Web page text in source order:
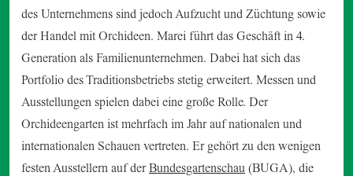
des Unternehmens sind jedoch Aufzucht und Züchtung sowie
der Handel mit Orchideen. Marei führt das Geschäft in 4.
Generation als Familienunternehmen. Dabei hat sich das
Portfolio des Traditionsbetriebs stetig erweitert. Messen und
Ausstellungen spielen dabei eine große Rolle. Der
Orchideengarten ist mehrfach im Jahr auf nationalen und
internationalen Schauen vertreten. Er gehört zu den wenigen
festen Ausstellern auf derBundesgartenschau (BUGA), die